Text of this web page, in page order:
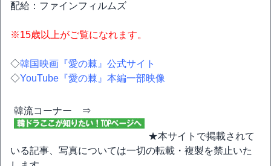
配給：ファインフィルムズ
※15歳以上がご覧になれます。
◇韓国映画『愛の棘』公式サイト
◇YouTube『愛の棘』本編一部映像
韓流コーナー ⇒
★本サイトで掲載されて
いる記事、写真については一切の転載・複製を禁止いた